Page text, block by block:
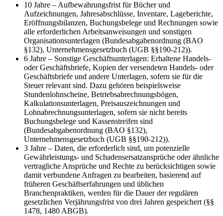
10 Jahre – Aufbewahrungsfrist für Bücher und
Aufzeichnungen, Jahresabschlüsse, Inventare, Lageberichte,
Eröffnungsbilanzen, Buchungsbelege und Rechnungen sowie
alle erforderlichen Arbeitsanweisungen und sonstigen
Organisationsunterlagen (Bundesabgabenordnung (BAO
§132), Unternehmensgesetzbuch (UGB §§190-212)).
6 Jahre – Sonstige Geschäftsunterlagen: Erhaltene Handels-
oder Geschäftsbriefe, Kopien der versendeten Handels- oder
Geschäftsbriefe und andere Unterlagen, sofern sie für die
Steuer relevant sind. Dazu gehören beispielsweise
Stundenlohnscheine, Betriebsabrechnungsbögen,
Kalkulationsunterlagen, Preisauszeichnungen und
Lohnabrechnungsunterlagen, sofern sie nicht bereits
Buchungsbelege und Kassenstreifen sind
(Bundesabgabenordnung (BAO §132),
Unternehmensgesetzbuch (UGB §§190-212)).
3 Jahre – Daten, die erforderlich sind, um potenzielle
Gewährleistungs- und Schadensersatzansprüche oder ähnliche
vertragliche Ansprüche und Rechte zu berücksichtigen sowie
damit verbundene Anfragen zu bearbeiten, basierend auf
früheren Geschäftserfahrungen und üblichen
Branchenpraktiken, werden für die Dauer der regulären
gesetzlichen Verjährungsfrist von drei Jahren gespeichert (§§
1478, 1480 ABGB).